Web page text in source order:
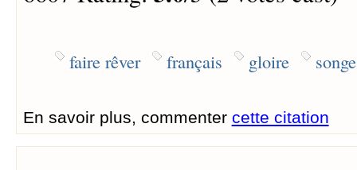
faire rêver français gloire songe
En savoir plus, commenter cette citation